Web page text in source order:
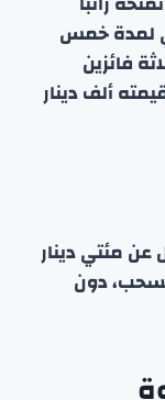
لمدة خمس
فائزين
ألف دينار
مئتي دينار
دون